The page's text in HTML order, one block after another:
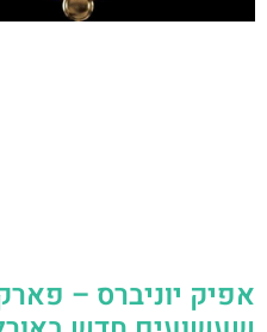
אפיק יוניברס –